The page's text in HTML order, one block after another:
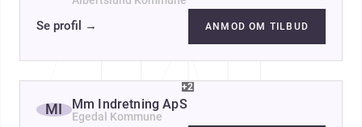
Se profil → ANMOD OM TILBUD
+2
MI Mm Indretning ApS
Egedal Kommune